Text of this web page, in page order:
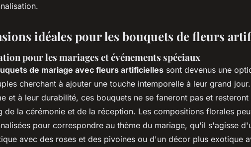
idéales pour les bouquets de fleurs
pour les mariages et événements spéciaux
de mariage avec fleurs artificielles sont devenus une
cherchant à ajouter une touche intemporelle à leur grand
et à leur durabilité, ces bouquets ne se faneront pas et
de la cérémonie et de la réception. Les compositions florales
pour correspondre au thème du mariage, qu'il s'agisse
avec des roses et des pivoines ou d'un décor plus exotique